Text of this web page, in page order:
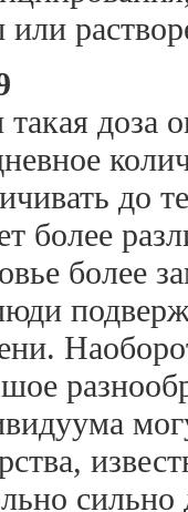
или
такая доза
до
более
более
сильно